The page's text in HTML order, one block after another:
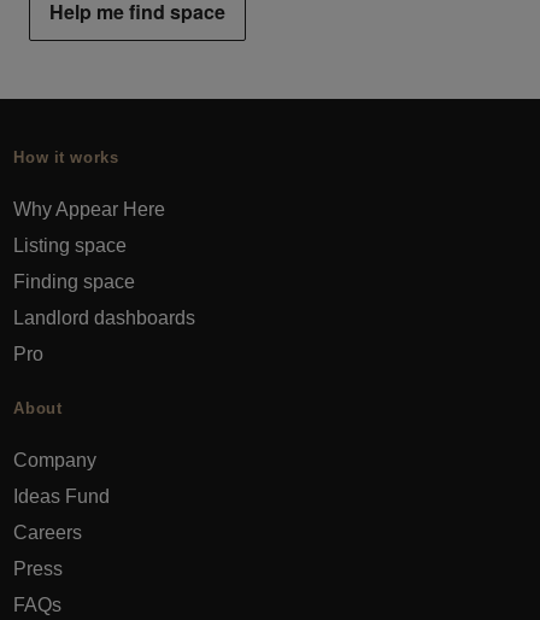
Help me find space
How it works
Why Appear Here
Listing space
Finding space
Landlord dashboards
Pro
About
Company
Ideas Fund
Careers
Press
FAQs